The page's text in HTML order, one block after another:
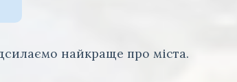
найкраще про міста.